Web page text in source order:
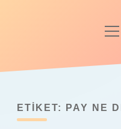
Anasayfa
Yasal Uyarı
ETIKET: PAY NE